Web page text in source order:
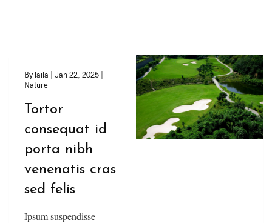
By laila Jan 22, 2025
Nature
Tortor
consequat id
porta nibh
venenatis cras
sed felis
Ipsum suspendisse